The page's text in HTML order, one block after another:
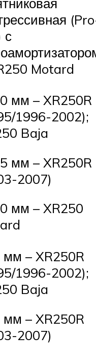
с
Motard
мм – XR250R
1996-2002);
Baja
мм – XR250R
2007)
мм – XR250
мм – XR250R
1996-2002);
Baja
мм – XR250R
2007)